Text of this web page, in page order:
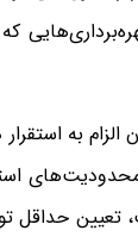
الزام به
تعیین حداقل